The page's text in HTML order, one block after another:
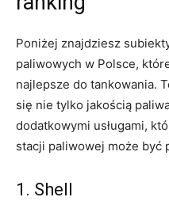
Poniżej znajdziesz
paliwowych w Polsce,
najlepsze do tankowania.
się nie tylko jakością
dodatkowymi usługami,
stacji paliwowej może być
1. Shell